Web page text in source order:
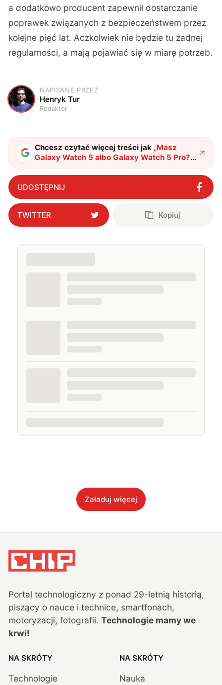
a dodatkowo producent zapewnił dostarczanie
poprawek związanych z bezpieczeństwem przez
kolejne pięć lat. Aczkolwiek nie będzie tu żadnej
regularności, a mają pojawiać się w miarę potrzeb.
H
NAPISANE PRZEZ
Henryk Tur
Redaktor
Chcesz czytać więcej treści jak „Masz
Galaxy Watch 5 albo Galaxy Watch 5 Pro?
Koniecznie zainstaluj najnowszą
aktualizację"?
UDOSTĘPNIJ
TWITTER Kopiuj
Załaduj więcej
Portal technologiczny z ponad 29-letnią historią,
piszący o nauce i technice, smartfonach,
motoryzacji, fotografii. Technologie mamy we
krwi!
NA SKRÓTY
Technologie
NA SKRÓTY
Nauka